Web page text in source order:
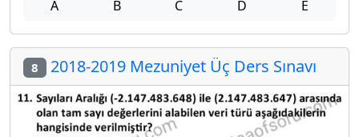
A B C D E
8 2018-2019 Mezuniyet Üç Ders Sınavı